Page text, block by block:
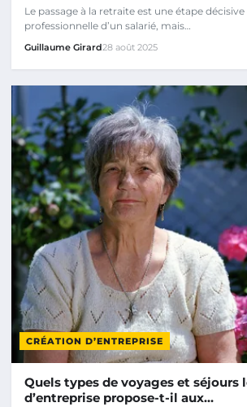
Le passage à la retraite est une étape décisive
professionnelle d’un salarié, mais…
Guillaume Girard28 août 2025
CRÉATION D’ENTREPRISE
Quels types de voyages et séjours
d’entreprise propose-t-il aux…